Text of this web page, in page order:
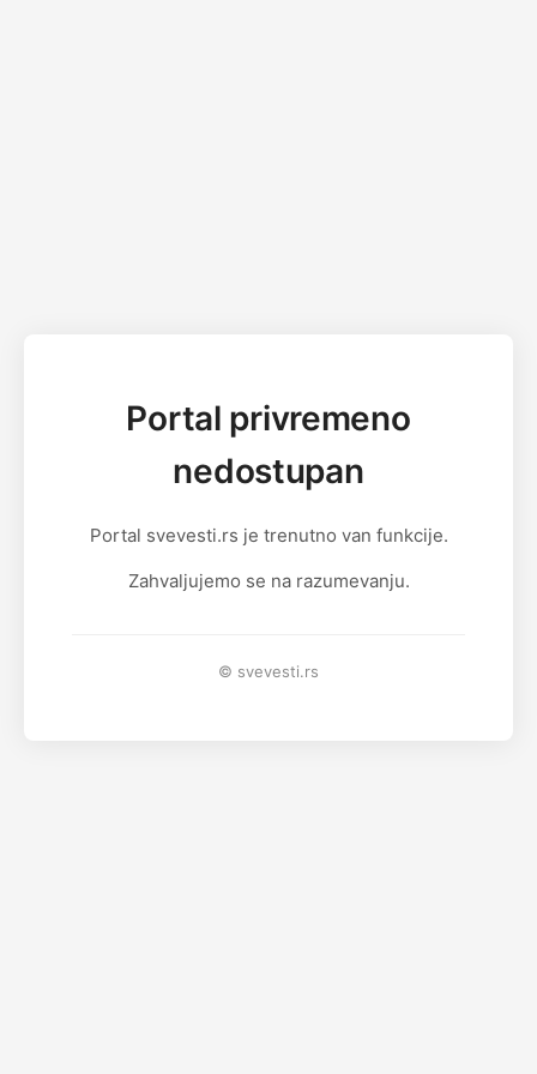
Portal privremeno
nedostupan
Portal svevesti.rs je trenutno van funkcije.
Zahvaljujemo se na razumevanju.
© svevesti.rs